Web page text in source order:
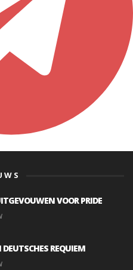
VOOR PRIDE
DEUTSCHES REQUIEM